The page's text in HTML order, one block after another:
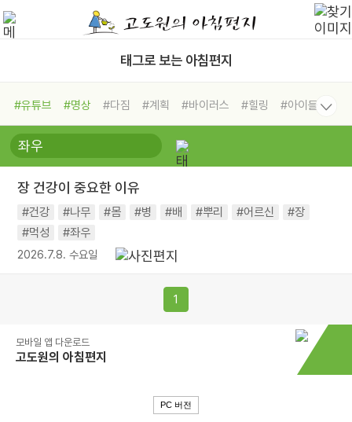
태그로 보는 아침편지
#유튜브 #명상 #다짐 #계획 #바이러스 #힐링
#아이들
#비전캠프
#독서캠프 #삶
#희망
#나눔 #친구 #링컨학교
#독서
#건강 #면역력
장 건강이 중요한 이유
#건강 #나무 #몸 #병 #배 #뿌리 #어르신
#장
#먹성
#좌우
2026.7.8. 수요일
1
모바일 앱 다운로드
고도원의 아침편지
PC 버전